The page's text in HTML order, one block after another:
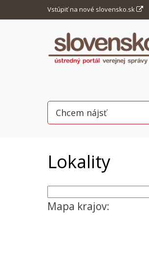
Vstúpiť na nové slovensko.sk
Lokality
Mapa krajov: